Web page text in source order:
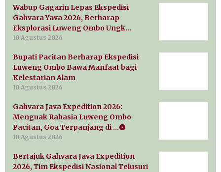
Wabup Gagarin Lepas Ekspedisi
Gahvara Yava 2026, Berharap
Eksplorasi Luweng Ombo Ungk…
10 Agustus 2026
Bupati Pacitan Berharap Ekspedisi
Luweng Ombo Bawa Manfaat bagi
Kelestarian Alam
10 Agustus 2026
Gahvara Java Expedition 2026:
Menguak Rahasia Luweng Ombo
Pacitan, Goa Terpanjang di …
10 Agustus 2026
Bertajuk Gahvara Java Expedition
2026, Tim Ekspedisi Nasional Telusuri